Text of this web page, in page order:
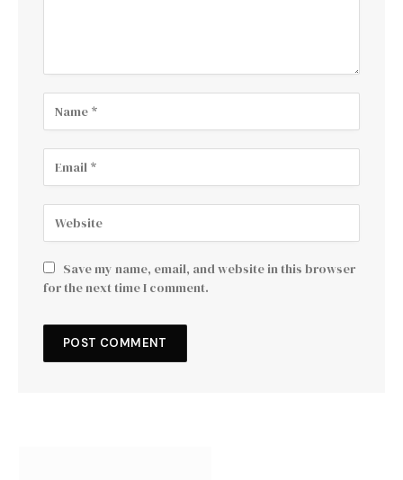
Save my name, email, and website in this browser
for the next time I comment.